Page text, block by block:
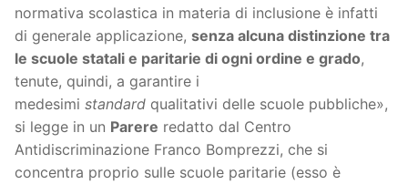
normativa scolastica in materia di inclusione è infatti
di generale applicazione, senza alcuna distinzione tra
le scuole statali e paritarie di ogni ordine e grado,
tenute, quindi, a garantire i
medesimi standard qualitativi delle scuole pubbliche»,
si legge in un Parere redatto dal Centro
Antidiscriminazione Franco Bomprezzi, che si
concentra proprio sulle scuole paritarie (esso è